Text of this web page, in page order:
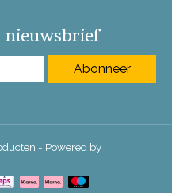
nieuwsbrief
Abonneer
- Powered by